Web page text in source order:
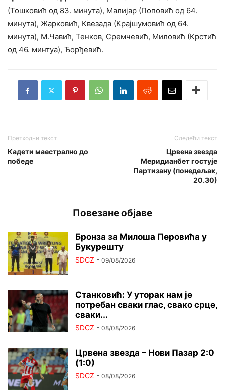
(Тошковић од 83. минута), Малијар (Поповић од 64.
минута), Жарковић, Квезада (Крајшумовић од 64.
минута), М.Чавић, Тенков, Сремчевић, Миловић (Крстић
од 46. минтуа), Ђорђевић.
Претходни текст
Кадети маестрално до
победе
Следећи текст
Црвена звезда
Меридианбет гостује
Партизану (понедељак,
20.30)
Повезане објаве
Бронза за Милоша Перовића у
Букурешту
SDCZ - 09/08/2026
Станковић: У уторак нам је
потребан сваки глас, свако срце,
сваки...
SDCZ - 08/08/2026
Црвена звезда – Нови Пазар 2:0
(1:0)
SDCZ - 08/08/2026